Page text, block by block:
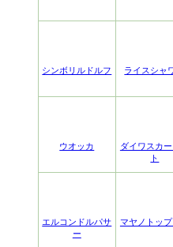
シンボリルドルフ ライスシャ
ウオッカ
ダイワスカー
ト
エルコンドルパサ
ー
マヤノトッ